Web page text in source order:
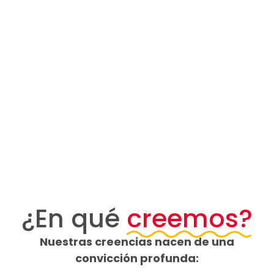
¿En qué creemos?
Nuestras creencias nacen de una
convicción profunda: